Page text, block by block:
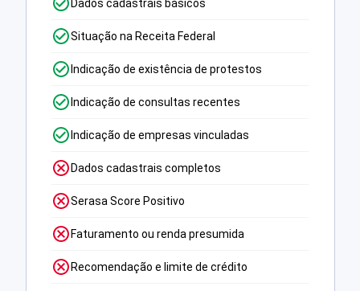
Dados cadastrais básicos
Situação na Receita Federal
Indicação de existência de protestos
Indicação de consultas recentes
Indicação de empresas vinculadas
Dados cadastrais completos
Serasa Score Positivo
Faturamento ou renda presumida
Recomendação e limite de crédito